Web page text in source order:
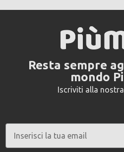
Resta sempre
mondo
Iscriviti alla